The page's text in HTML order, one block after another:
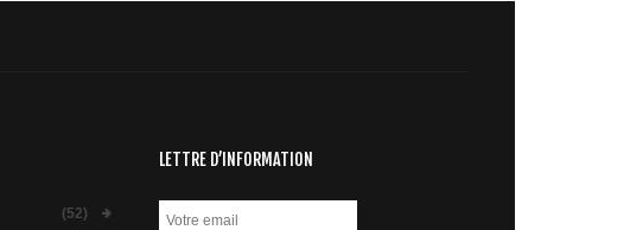
(52)
LETTRE D’INFORMATION